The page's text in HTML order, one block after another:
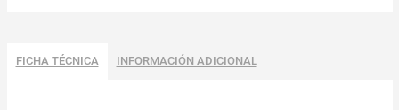
FICHA TÉCNICA INFORMACIÓN ADICIONAL